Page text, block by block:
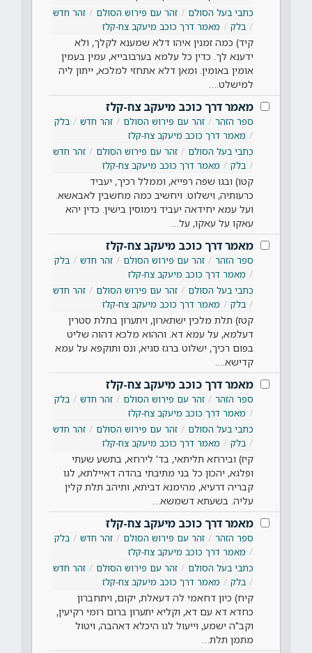
כתבי בעל הסולם
זהר עם פירוש הסולם
זהר חדש
בלק
מאמר דרך כוכב מיעקב צח-קלז
קיד) כמה זמנין איהו דלא שמענא לקלך, ולא
ידענא לך. כדין כל עלמא בערבובייא, עמין בעמין
אומין באומין. ומאן דלא אתחזי למלכא, ייתון ליה
למישלט.…
מאמר דרך כוכב מיעקב צח-קלז
ספר הזהר זהר עם פירוש הסולם זהר חדש
בלק
מאמר דרך כוכב מיעקב צח-קלז
כתבי בעל הסולם
זהר עם פירוש הסולם
זהר חדש
בלק
מאמר דרך כוכב מיעקב צח-קלז
קטו) ובגו שפה רפייא, וממלל רכיך, יעביד
כרעותיה, וישלוט. ויחשיב כמה מחשבין לאבאשא.
ועל עמא יחידאה יעביד נימוסין בישין. כדין יהא
עאקו על עאקו, על…
מאמר דרך כוכב מיעקב צח-קלז
ספר הזהר זהר עם פירוש הסולם זהר חדש
בלק
מאמר דרך כוכב מיעקב צח-קלז
כתבי בעל הסולם
זהר עם פירוש הסולם
זהר חדש
בלק
מאמר דרך כוכב מיעקב צח-קלז
קטז) תלת מלכין ישתארון, ויתערון בתלת סטרין
דעלמא, על עמא דא. וההוא מלכא דהוה שליט
בפום רכיך, ישלוט ברגז סגיא, ונס ותוקפא על עמא
קדישא.…
מאמר דרך כוכב מיעקב צח-קלז
ספר הזהר זהר עם פירוש הסולם זהר חדש
בלק
מאמר דרך כוכב מיעקב צח-קלז
כתבי בעל הסולם
זהר עם פירוש הסולם
זהר חדש
בלק
מאמר דרך כוכב מיעקב צח-קלז
קיז) ובירחא תליתאי, בד' לירחא, בתשע שעתי
ופלגא, יהכון כל בני מתיבתי בהדה דאיילתא, לגו
קבריה דרעיא, מהימנא דביתא, ותיהב תלת קלין
עליה. בשעתא דשמשא…
מאמר דרך כוכב מיעקב צח-קלז
ספר הזהר זהר עם פירוש הסולם זהר חדש
בלק
מאמר דרך כוכב מיעקב צח-קלז
כתבי בעל הסולם
זהר עם פירוש הסולם
זהר חדש
בלק
מאמר דרך כוכב מיעקב צח-קלז
קיח) כיון דחאמי לה דעאלת, יקום, ויתחברון
כחדא דא עם דא, וקליא יתערון ברום רומי רקיעין,
וקב"ה ישמע, וייעול לגו היכלא דאהבה, ויטול
מתמן תלת…